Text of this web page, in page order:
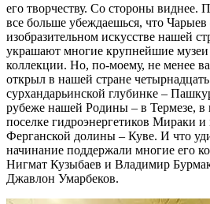
его творчеству. Со стороны виднее.
все больше убеждаешься, что Чарыев
изобразительном искусстве нашей
украшают многие крупнейшие
коллекции. Но, по-моему, не менее
открыл в нашей стране
сурхандарьинской глубинке –
рубеже нашей Родины – в Термезе, в
поселке гидроэнергетиков Мираки и
Ферганской долины – Куве. И что
начинание поддержали многие его
Нигмат Кузыбаев и Владимир
Джавлон Умарбеков.